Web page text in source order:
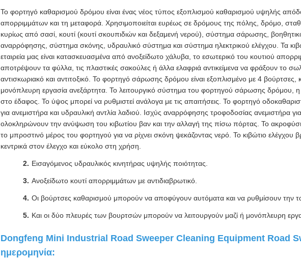
Το φορτηγό καθαρισμού δρόμου είναι ένας νέος τύπος εξοπλισμού καθαρισμού υψηλής
απορριμμάτων και τη μεταφορά. Χρησιμοποιείται ευρέως σε δρόμους της πόλης, δρόμο,
κυρίως από σασί, κουτί (κουτί σκουπιδιών και δεξαμενή νερού), σύστημα σάρωσης,
αναρρόφησης, σύστημα σκόνης, υδραυλικό σύστημα και σύστημα ηλεκτρικού ελέγχου. Τα
εταιρεία μας είναι κατασκευασμένα από ανοξείδωτο χάλυβα, το εσωτερικό του κουτιού
αποτρέψουν τα φύλλα, τις πλαστικές σακούλες ή άλλα ελαφριά αντικείμενα να φράξουν το
αντισκωριακό και αντιτοξικό. Το φορτηγό σάρωσης δρόμου είναι εξοπλισμένο με 4
μονόπλευρη εργασία ανεξάρτητα. Το λειτουργικό σύστημα του φορτηγού σάρωσης
στο έδαφος. Το ύψος μπορεί να ρυθμιστεί ανάλογα με τις απαιτήσεις. Το φορτηγό
για ανεμιστήρα και υδραυλική αντλία λαδιού. Ισχύς αναρρόφησης τροφοδοσίας ανεμιστήρα
ολοκληρώνουν την ανύψωση του κιβωτίου βαν και την αλλαγή της πίσω πόρτας. Το
το μπροστινό μέρος του φορτηγού για να ρίχνει σκόνη ψεκάζοντας νερό. Το κιβώτιο ελέγχου
κεντρικά στον έλεγχο και εύκολο στη χρήση.
Εισαγόμενος υδραυλικός κινητήρας υψηλής ποιότητας.
Ανοξείδωτο κουτί απορριμμάτων με αντιδιαβρωτικό.
Οι βούρτσες καθαρισμού μπορούν να αποφύγουν αυτόματα και να ρυθμίσουν την
Και οι δύο πλευρές των βουρτσών μπορούν να λειτουργούν μαζί ή μονόπλευρη
Dongfeng Mini Industrial Road Sweeper Cleaning Equipment Road
ημερομηνία: